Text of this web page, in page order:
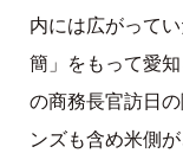
内には広がって
簡」をもって愛
の商務長官訪日
ンズも含め米側